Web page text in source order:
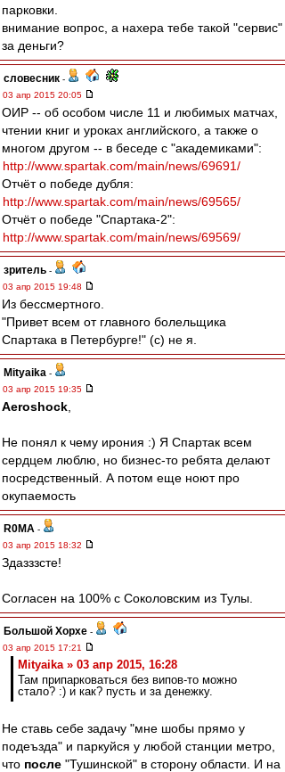
парковки.
внимание вопрос, а нахера тебе такой "сервис"
за деньги?
словесник -
03 апр 2015 20:05
ОИР -- об особом числе 11 и любимых матчах,
чтении книг и уроках английского, а также о
многом другом -- в беседе с "академиками":
http://www.spartak.com/main/news/69691/
Отчёт о победе дубля:
http://www.spartak.com/main/news/69565/
Отчёт о победе "Спартака-2":
http://www.spartak.com/main/news/69569/
зpитель -
03 апр 2015 19:48
Из бессмертного.
"Привет всем от главного болельщика
Спартака в Петербурге!" (с) не я.
Mityaika -
03 апр 2015 19:35
Aeroshock
Не понял к чему ирония :) Я Спартак всем
сердцем люблю, но бизнес-то ребята делают
посредственный. А потом еще ноют про
окупаемость
R0MA -
03 апр 2015 18:32
Здазззсте!
Согласен на 100% с Соколовским из Тулы.
Большой Хорхе -
03 апр 2015 17:21
Mityaika » 03 апр 2015, 16:28
Там припарковаться без випов-то можно
стало? :) и как? пусть и за денежку.
Не ставь себе задачу "мне шобы прямо у
подеъзда" и паркуйся у любой станции метро,
что после "Тушинской" в сторону области. И на